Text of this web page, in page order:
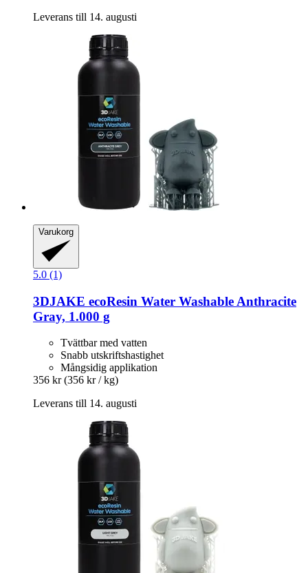
Leverans till 14. augusti
Varukorg
5.0 (1)
3DJAKE ecoResin Water Washable Anthracite
Gray, 1.000 g
Tvättbar med vatten
Snabb utskriftshastighet
Mångsidig applikation
356 kr (356 kr / kg)
Leverans till 14. augusti